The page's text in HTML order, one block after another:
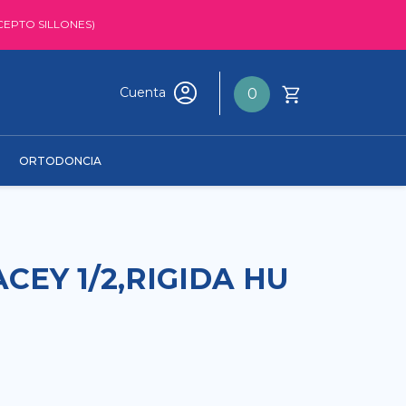
SILLONES)
Cuenta 0
ORTODONCIA
1/2,RIGIDA HU